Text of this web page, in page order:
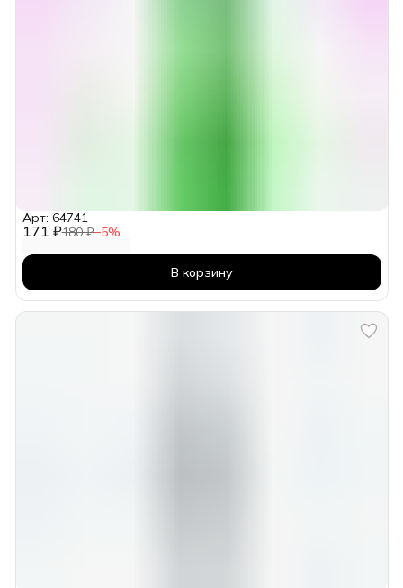
171 ₽180 ₽−5%
Арт: 64741
В корзину